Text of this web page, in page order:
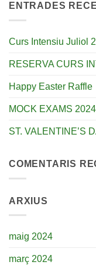
ENTRADES
Curs Intensiu Juliol
RESERVA CURS
Happy Easter Raffle
MOCK EXAMS 2024
ST. VALENTINE’S
COMENTARIS
ARXIUS
maig 2024
març 2024